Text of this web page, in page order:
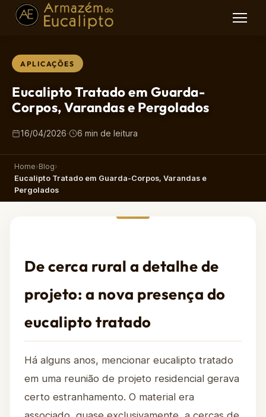
APLICAÇÕES
Eucalipto Tratado em Guarda-
Corpos, Varandas e Pergolados
16/04/2026· 6 min de leitura
Home›Blog›
Eucalipto Tratado em Guarda-Corpos, Varandas e
Pergolados
De cerca rural a detalhe de
projeto: a nova presença do
eucalipto tratado
Há alguns anos, mencionar eucalipto tratado
em uma reunião de projeto residencial gerava
certo estranhamento. O material era